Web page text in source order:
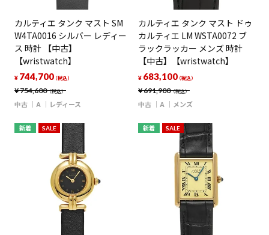
カルティエ タンク マスト SM
W4TA0016 シルバー レディー
ス 時計 【中古】
【wristwatch】
¥754,600（税込）
¥ 744,700（税込）
中古 A レディース
カルティエ タンク マスト ドゥ
カルティエ LM WSTA0072 ブ
ラックラッカー メンズ 時計
【中古】【wristwatch】
¥691,900（税込）
¥ 683,100（税込）
中古 A メンズ
新着 SALE 新着 SALE